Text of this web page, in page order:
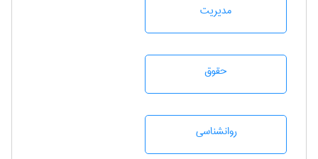
مديريت
حقوق
روانشناسی